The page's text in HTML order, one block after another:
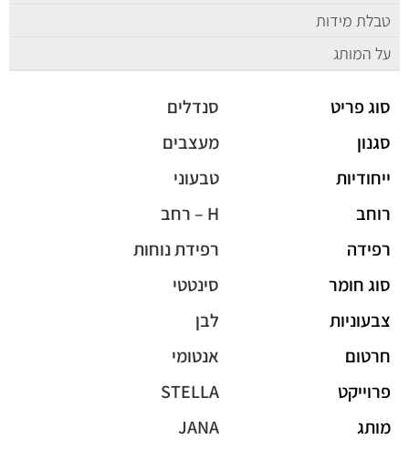
טבלת מידות
על המותג
סוג פריט
סנדלים
סגנון
מעצבים
ייחודיות
טבעוני
רוחב
H – רחב
רפידה
רפידת נוחות
סוג חומר
סינטטי
צבעוניות
לבן
חרטום
אנטומי
פרוייקט
STELLA
מותג
JANA